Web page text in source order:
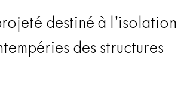
destiné à l’isolation
des structures